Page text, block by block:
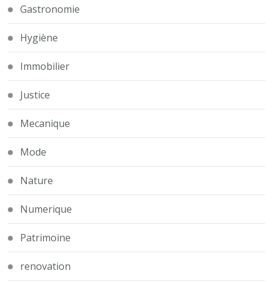
Gastronomie
Hygiène
Immobilier
Justice
Mecanique
Mode
Nature
Numerique
Patrimoine
renovation